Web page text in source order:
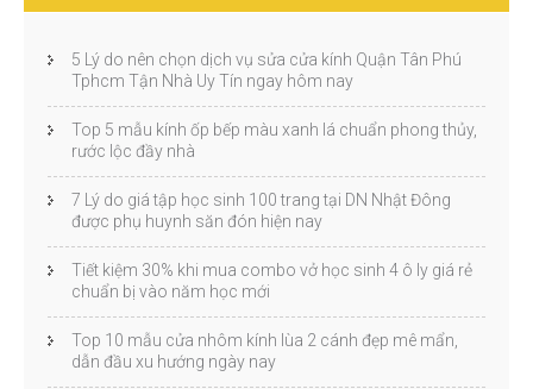
5 Lý do nên chọn dịch vụ sửa cửa kính Quận Tân Phú
Tphcm Tận Nhà Uy Tín ngay hôm nay
Top 5 mẫu kính ốp bếp màu xanh lá chuẩn phong thủy,
rước lộc đầy nhà
7 Lý do giá tập học sinh 100 trang tại DN Nhật Đông
được phụ huynh săn đón hiện nay
Tiết kiệm 30% khi mua combo vở học sinh 4 ô ly giá rẻ
chuẩn bị vào năm học mới
Top 10 mẫu cửa nhôm kính lùa 2 cánh đẹp mê mẩn,
dẫn đầu xu hướng ngày nay